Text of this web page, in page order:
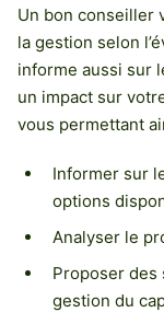
Un bon conseiller
la gestion selon
informe aussi sur
un impact sur
vous permettant
Informer sur
options
Analyser le
Proposer des
gestion du